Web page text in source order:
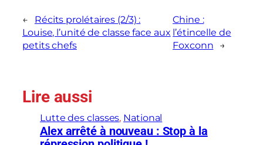
←
Récits prolétaires (2/3) :
Louise, l’unité de classe face aux
petits chefs
Chine :
l’étincelle de
Foxconn
→
Lire aussi
Lutte des classes, National
Alex arrêté à nouveau : Stop à la